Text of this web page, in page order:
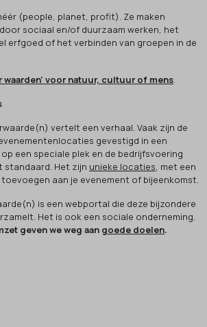
(people, planet, profit). Ze maken
sociaal en/of duurzaam werken, het
erfgoed of het verbinden van groepen in de
waarden' voor natuur, cultuur of mens.
vertelt een verhaal. Vaak zijn de
gevestigd in een
een speciale plek en de bedrijfsvoering
standaard. Het zijn unieke locaties, met een
aan je evenement of bijeenkomst.
is een webportal die deze bijzondere
Het is ook een sociale onderneming.
geven we weg aan goede doelen.